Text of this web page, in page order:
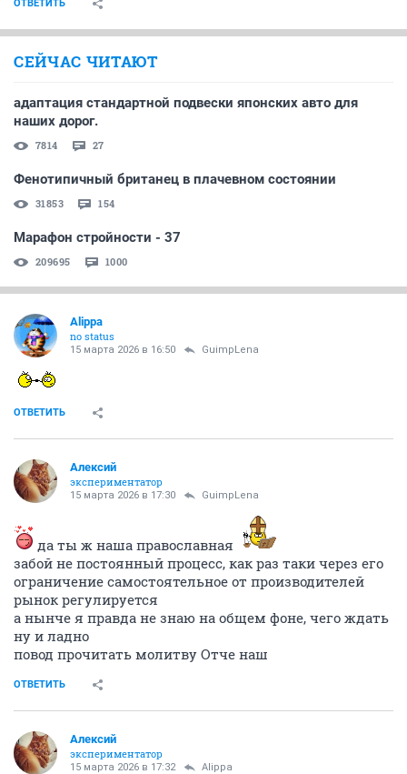
ОТВЕТИТЬ
СЕЙЧАС ЧИТАЮТ
адаптация стандартной подвески японских авто для
наших дорог.
7814 27
Фенотипичный британец в плачевном состоянии
31853 154
Марафон стройности - 37
209695 1000
Alippa
no status
15 марта 2026 в 16:50 GuimpLena
ОТВЕТИТЬ
Алексий
экспериментатор
15 марта 2026 в 17:30 GuimpLena
да ты ж наша православная
забой не постоянный процесс, как раз таки через его
ограничение самостоятельное от производителей
рынок регулируется
а нынче я правда не знаю на общем фоне, чего ждать
ну и ладно
повод прочитать молитву Отче наш
ОТВЕТИТЬ
Алексий
экспериментатор
15 марта 2026 в 17:32 Alippa